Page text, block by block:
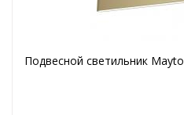
Подвесной светильник